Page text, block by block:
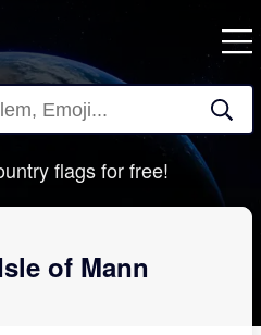
flags for free!
of Mann